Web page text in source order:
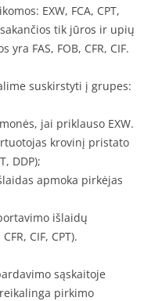
EXW, FCA, CPT,
tik jūros ir upių
FAS, FOB, CFR, CIF.
suskirstyti į grupes:
jai priklauso EXW.
krovinį pristato
DDP);
apmoka pirkėjas
išlaidų
CIF, CPT).
sąskaitoje
pirkimo